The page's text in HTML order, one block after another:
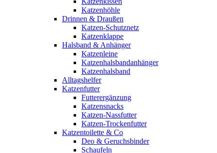
Katzenhöhle
Drinnen & Draußen
Katzen-Schutznetz
Katzenklappe
Halsband & Anhänger
Katzenleine
Katzenhalsbandanhänger
Katzenhalsband
Alltagshelfer
Katzenfutter
Futterergänzung
Katzensnacks
Katzen-Nassfutter
Katzen-Trockenfutter
Katzentoilette & Co
Deo & Geruchsbinder
Schaufeln